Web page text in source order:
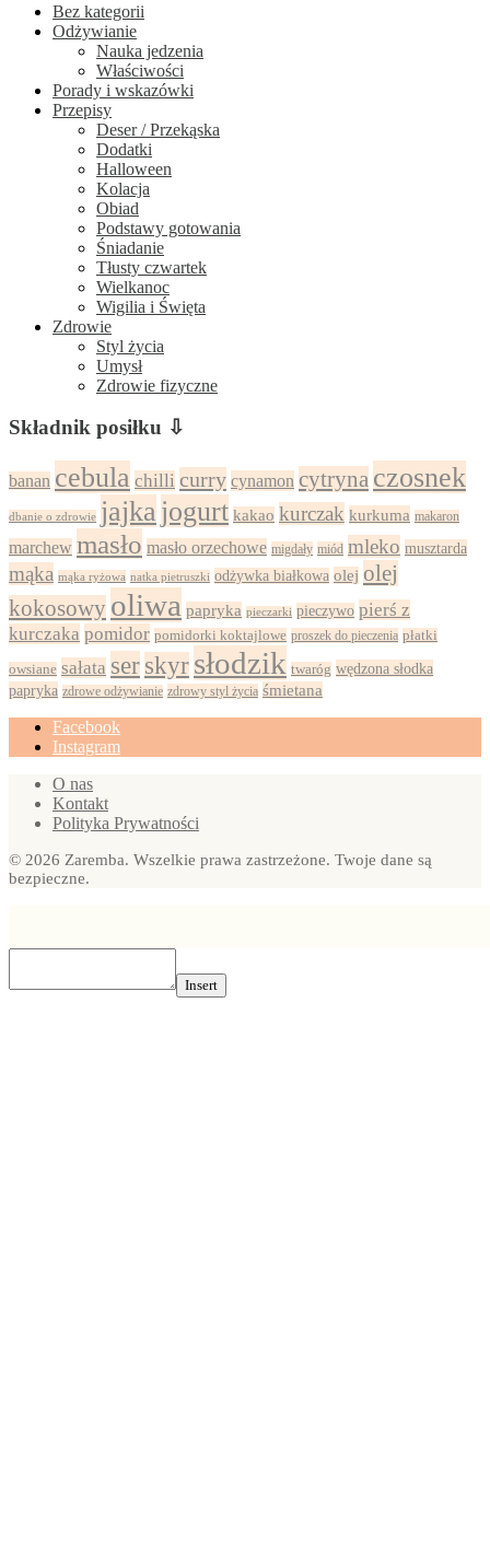
Bez kategorii
Odżywianie
Nauka jedzenia
Właściwości
Porady i wskazówki
Przepisy
Deser / Przekąska
Dodatki
Halloween
Kolacja
Obiad
Podstawy gotowania
Śniadanie
Tłusty czwartek
Wielkanoc
Wigilia i Święta
Zdrowie
Styl życia
Umysł
Zdrowie fizyczne
Składnik posiłku ⇩
banan cebula chilli curry cynamon cytryna czosnek
dbanie o zdrowie jajka jogurt kakao kurczak kurkuma makaron
marchew masło masło orzechowe migdały miód mleko musztarda
mąka mąka ryżowa natka pietruszki odżywka białkowa olej olej
kokosowy oliwa papryka pieczarki pieczywo pierś z
kurczaka pomidor pomidorki koktajlowe proszek do pieczenia płatki
owsiane sałata ser skyr słodzik twaróg wędzona słodka
papryka zdrowe odżywianie zdrowy styl życia śmietana
Facebook
Instagram
O nas
Kontakt
Polityka Prywatności
© 2026 Zaremba. Wszelkie prawa zastrzeżone. Twoje dane są
bezpieczne.
Insert